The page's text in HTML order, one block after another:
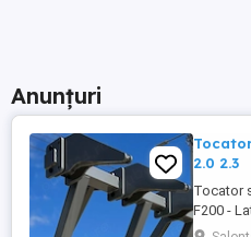
Anunțuri
2.0 2.3
Tocator
F200 -